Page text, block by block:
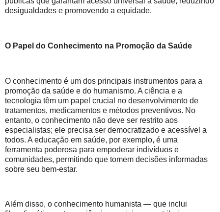
desigualdades e promovendo a equidade.
O Papel do Conhecimento na Promoção da Saúde
O conhecimento é um dos principais instrumentos para a
promoção da saúde e do humanismo. A ciência e a
tecnologia têm um papel crucial no desenvolvimento de
tratamentos, medicamentos e métodos preventivos. No
entanto, o conhecimento não deve ser restrito aos
especialistas; ele precisa ser democratizado e acessível a
todos. A educação em saúde, por exemplo, é uma
ferramenta poderosa para empoderar indivíduos e
comunidades, permitindo que tomem decisões informadas
sobre seu bem-estar.
Além disso, o conhecimento humanista — que inclui